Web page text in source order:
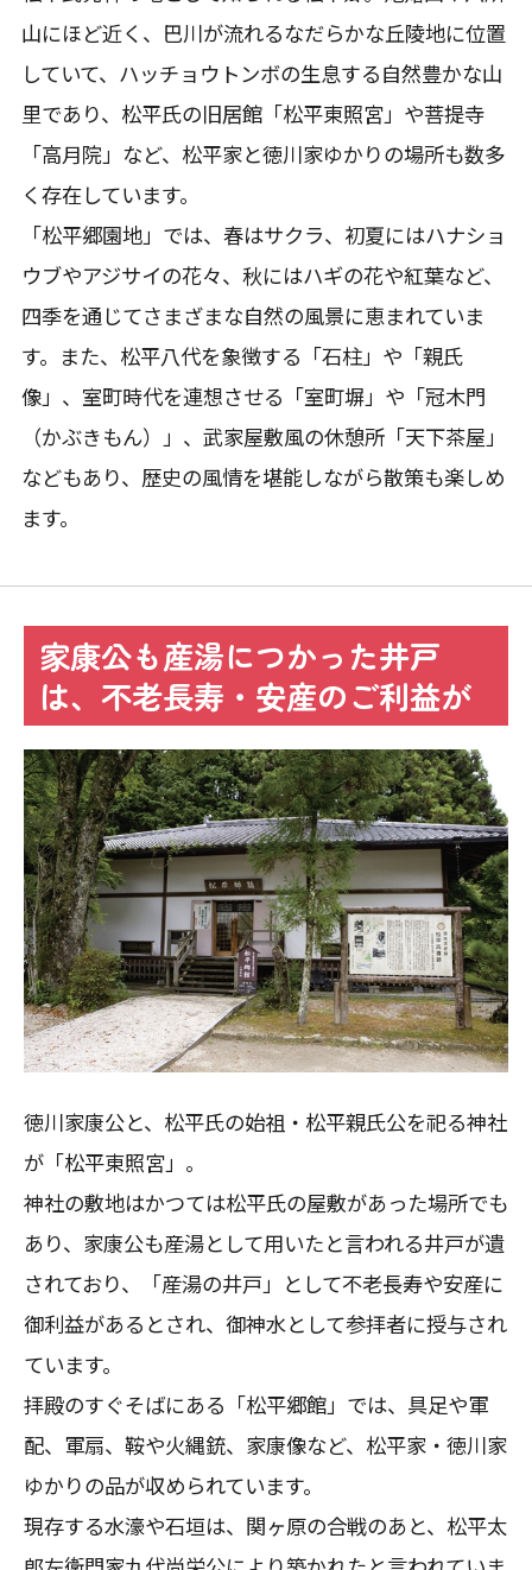
山にほど近く、巴川が流れるなだらかな丘陵地に位置
していて、ハッチョウトンボの生息する自然豊かな山
里であり、松平氏の旧居館「松平東照宮」や菩提寺
「高月院」など、松平家と徳川家ゆかりの場所も数多
く存在しています。
「松平郷園地」では、春はサクラ、初夏にはハナショ
ウブやアジサイの花々、秋にはハギの花や紅葉など、
四季を通じてさまざまな自然の風景に恵まれていま
す。また、松平八代を象徴する「石柱」や「親氏
像」、室町時代を連想させる「室町塀」や「冠木門
（かぶきもん）」、武家屋敷風の休憩所「天下茶屋」
などもあり、歴史の風情を堪能しながら散策も楽しめ
ます。
家康公も産湯につかった井戸
は、不老長寿・安産のご利益が
徳川家康公と、松平氏の始祖・松平親氏公を祀る神社
が「松平東照宮」。
神社の敷地はかつては松平氏の屋敷があった場所でも
あり、家康公も産湯として用いたと言われる井戸が遺
されており、「産湯の井戸」として不老長寿や安産に
御利益があるとされ、御神水として参拝者に授与され
ています。
拝殿のすぐそばにある「松平郷館」では、具足や軍
配、軍扇、鞍や火縄銃、家康像など、松平家・徳川家
ゆかりの品が収められています。
現存する水濠や石垣は、関ヶ原の合戦のあと、松平太